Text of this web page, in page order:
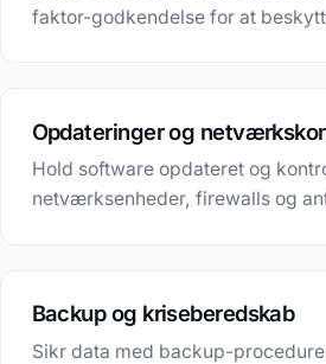
faktor-godkendelse for at
Opdateringer og
Hold software opdateret og
netværksenheder, firewalls og
Backup og kriseberedskab
Sikr data med backup-